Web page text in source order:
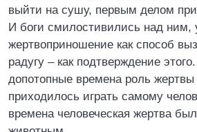
выйти на сушу, первым делом
И боги смилостивились над ним,
жертвоприношение как способ
радугу – как подтверждение
допотопные времена роль жертвы
приходилось играть самому
времена человеческая жертва